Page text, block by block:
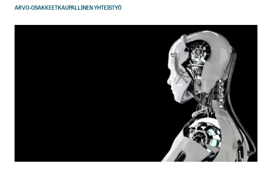
ARVO-OSAKKEETKAUPALLINEN YHTEISTYÖ